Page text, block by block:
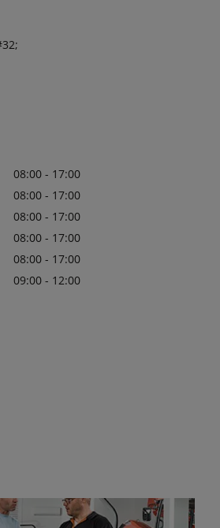
08:00 - 17:00
08:00 - 17:00
08:00 - 17:00
08:00 - 17:00
08:00 - 17:00
09:00 - 12:00